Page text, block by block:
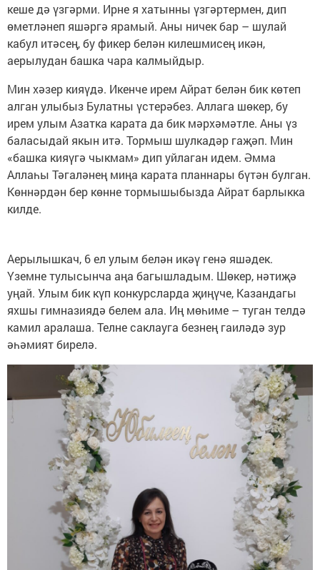
кеше дә үзгәрми. Ирне я хатынны үзгәртермен, дип
өметләнеп яшәргә ярамый. Аны ничек бар – шулай
кабул итәсең, бу фикер белән килешмисең икән,
аерылудан башка чара калмыйдыр.
Мин хәзер кияүдә. Икенче ирем Айрат белән бик көтеп
алган улыбыз Булатны үстерәбез. Аллага шөкер, бу
ирем улым Азатка карата да бик мәрхәмәтле. Аны үз
баласыдай якын итә. Тормыш шулкадәр гаҗәп. Мин
«башка кияүгә чыкмам» дип уйлаган идем. Әмма
Аллаһы Тәгаләнең миңа карата планнары бүтән булган.
Көннәрдән бер көнне тормышыбызда Айрат барлыкка
килде.
Аерылышкач, 6 ел улым белән икәү генә яшәдек.
Үземне тулысынча аңа багышладым. Шөкер, нәтиҗә
уңай. Улым бик күп конкурсларда җиңүче, Казандагы
яхшы гимназиядә белем ала. Иң мөһиме – туган телдә
камил аралаша. Телне саклауга безнең гаиләдә зур
әһәмият бирелә.